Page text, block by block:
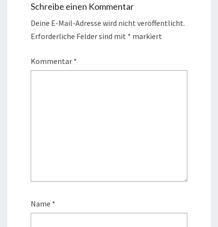
Schreibe einen Kommentar
Deine E-Mail-Adresse wird nicht veröffentlicht.
Erforderliche Felder sind mit * markiert
Kommentar *
Name *